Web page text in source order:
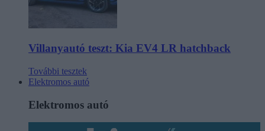
Villanyautó teszt: Kia EV4 LR hatchback
További tesztek
Elektromos autó
Elektromos autó